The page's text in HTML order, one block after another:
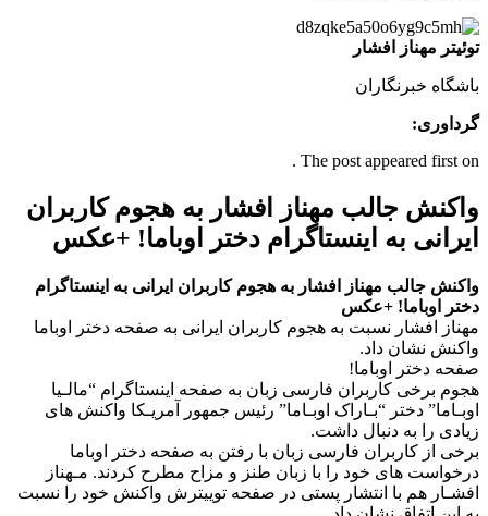
توئیتر مهناز افشار
باشگاه خبرنگاران
گرداوری:
The post appeared first on .
واکنش جالب مهناز افشار به هجوم کاربران
ایرانی به اینستاگرام دختر اوباما! +عکس
واکنش جالب مهناز افشار به هجوم کاربران ایرانی به اینستاگرام
دختر اوباما! +عکس
مهناز افشار نسبت به هجوم کاربران ایرانی به صفحه دختر اوباما
واکنش نشان داد.
صفحه دختر اوباما!
هجوم برخی کاربران فارسی زبان به صفحه اینستاگرام “مالـیا
اوبـاما” دختر “بـاراک اوبـاما” رئیس جمهور آمریـکا واکنش های
زیادی را به دنبال داشت.
برخی از کاربران فارسی زبان‌ با رفتن به صفحه دختر اوباما
درخواست های خود را با زبان طنز و مزاح مطرح کردند. مـهناز
افشـار هم با انتشار پستی در صفحه توییترش واکنش خود را نسبت